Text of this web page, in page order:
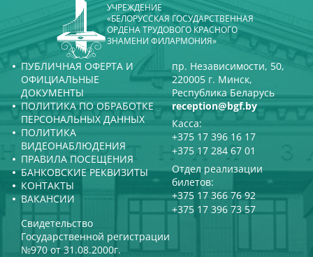
УЧРЕЖДЕНИЕ
«БЕЛОРУССКАЯ ГОСУДАРСТВЕННАЯ
ОРДЕНА ТРУДОВОГО КРАСНОГО
ЗНАМЕНИ ФИЛАРМОНИЯ»
ПУБЛИЧНАЯ ОФЕРТА И
ОФИЦИАЛЬНЫЕ
ДОКУМЕНТЫ
ПОЛИТИКА ПО ОБРАБОТКЕ
ПЕРСОНАЛЬНЫХ ДАННЫХ
ПОЛИТИКА
ВИДЕОНАБЛЮДЕНИЯ
ПРАВИЛА ПОСЕЩЕНИЯ
БАНКОВСКИЕ РЕКВИЗИТЫ
КОНТАКТЫ
ВАКАНСИИ
пр. Независимости, 50,
220005 г. Минск,
Республика Беларусь
reception@bgf.by
Касса:
+375 17 396 16 17
+375 17 284 67 01
Отдел реализации
билетов:
+375 17 366 76 92
+375 17 396 73 57
Свидетельство
Государственной регистрации
№970 от 31.08.2000г.